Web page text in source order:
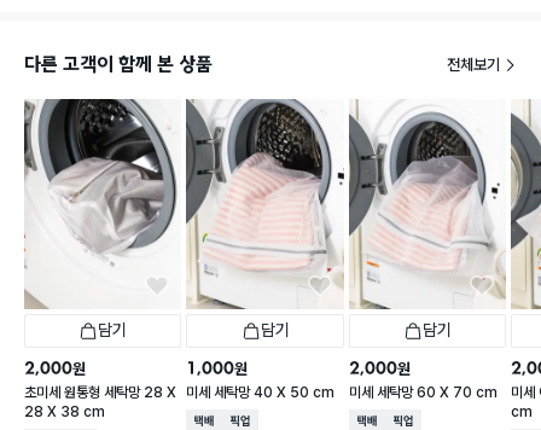
다른 고객이 함께 본 상품 전체보기
담기
2,000원
초미세 원통형 세탁망 28 X
28 X 38 cm
담기
1,000원
미세 세탁망 40 X 50 cm
택배배송매장픽업
담기
2,000원
미세 세탁망 60 X 70 cm
택배배송매장픽업
미
cm